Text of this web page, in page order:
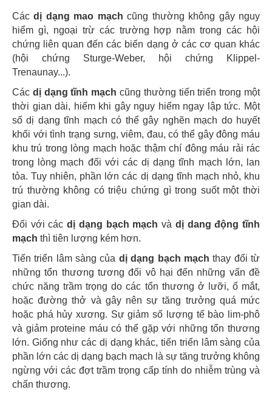
Cácdị dạng mao mạch cũng thường không gây nguy
hiểm gì, ngoại trừ các trường hợp nằm trong các hội
chứng liên quan đến các biến dạng ở các cơ quan khác
(hội chứng Sturge-Weber, hội chứng Klippel-
Trenaunay...).
Các dị dạng tĩnh mạch cũng thường tiến triển trong một
thời gian dài, hiếm khi gây nguy hiểm ngay lập tức. Một
số dị dạng tĩnh mạch có thể gây nghẽn mạch do huyết
khối với tình trạng sưng, viêm, đau, có thể gây đông máu
khu trú trong lòng mạch hoặc thậm chí đông máu rải rác
trong lòng mạch đối với các dị dạng tĩnh mạch lớn, lan
tỏa. Tuy nhiên, phần lớn các dị dạng tĩnh mạch nhỏ, khu
trú thường không có triệu chứng gì trong suốt một thời
gian dài.
Đối với cácdị dạng bạch mạchvà dị dang động tĩnh
mạch thì tiên lượng kém hơn.
Tiến triển lâm sàng của dị dạng bạch mạchthay đổi từ
những tổn thương tương đối vô hại đến những vấn đề
chức năng trầm trọng do các tổn thương ở lưỡi, ổ mắt,
hoặc đường thở và gây nên sự tăng trưởng quá mức
hoặc phá hủy xương. Sự giảm số lượng tế bào lim-phô
và giảm proteine máu có thể gặp với những tổn thương
lớn. Giống như các dị dạng khác, tiến triển lâm sàng của
phần lớn các dị dạng bạch mạch là sự tăng trưởng không
ngừng với các đợt trầm trọng cấp tính do nhiễm trùng và
chấn thương.